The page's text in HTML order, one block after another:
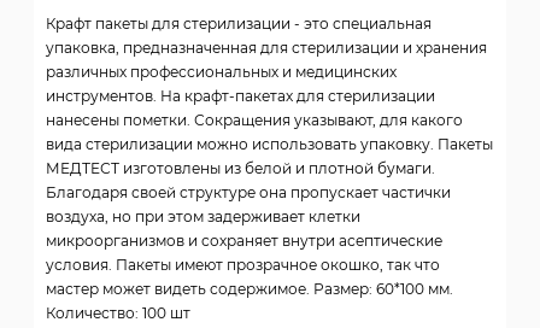
Крафт пакеты для стерилизации - это специальная
упаковка, предназначенная для стерилизации и хранения
различных профессиональных и медицинских
инструментов. На крафт-пакетах для стерилизации
нанесены пометки. Сокращения указывают, для какого
вида стерилизации можно использовать упаковку. Пакеты
МЕДТЕСТ изготовлены из белой и плотной бумаги.
Благодаря своей структуре она пропускает частички
воздуха, но при этом задерживает клетки
микроорганизмов и сохраняет внутри асептические
условия. Пакеты имеют прозрачное окошко, так что
мастер может видеть содержимое. Размер: 60*100 мм.
Количество: 100 шт